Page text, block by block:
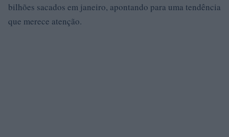
bilhões sacados em janeiro, apontando para uma tendência
que merece atenção.